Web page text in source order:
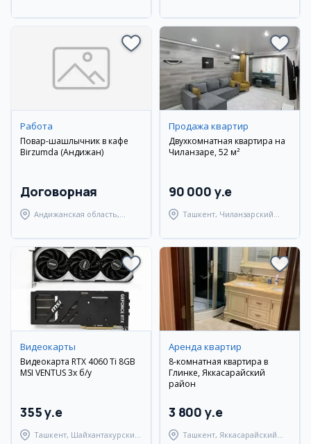
Работа
Повар-шашлычник в кафе
Birzumda (Андижан)
Договорная
Андижанская область,
Продажа квартир
Двухкомнатная квартира на
Чиланзаре, 52 м²
90 000 y.e
Ташкент, Чиланзарский
Видеокарты
Видеокарта RTX 4060 Ti 8GB
MSI VENTUS 3x б/у
355 y.e
Ташкент, Шайхантахурский
Аренда квартир
8-комнатная квартира в
Глинке, Яккасарайский
район
3 800 y.e
Ташкент, Яккасарайский